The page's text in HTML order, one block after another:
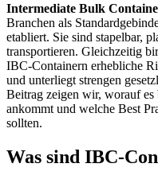
Intermediate Bulk
Branchen als
etabliert. Sie sind stapelbar,
transportieren. Gleichzeitig
IBC-Containern erhebliche
und unterliegt strengen
Beitrag zeigen wir, worauf
ankommt und welche Best
sollten.
Was sind IBC-